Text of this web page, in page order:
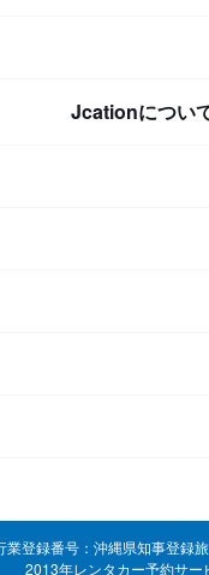
Jcationについ
業登録番号：沖縄県知事登録
2013年レンタカー予約サー